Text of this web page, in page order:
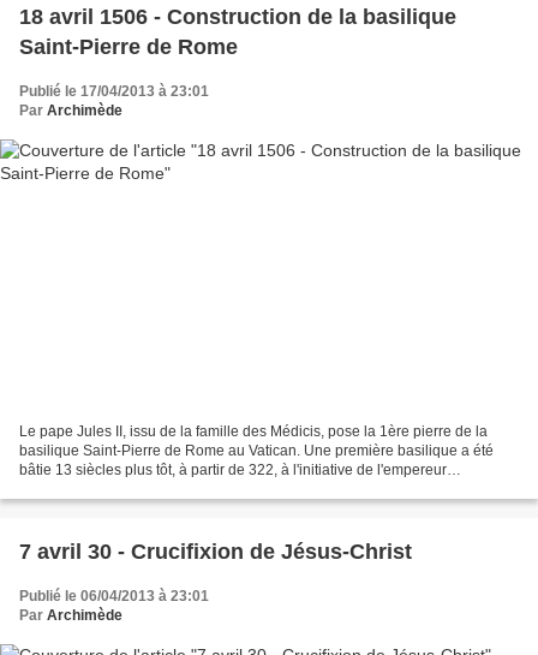
18 avril 1506 - Construction de la basilique
Saint-Pierre de Rome
Publié le 17/04/2013 à 23:01
Par Archimède
Le pape Jules II, issu de la famille des Médicis, pose la 1ère pierre de la
basilique Saint-Pierre de Rome au Vatican. Une première basilique a été
bâtie 13 siècles plus tôt, à partir de 322, à l'initiative de l'empereur
7 avril 30 - Crucifixion de Jésus-Christ
Publié le 06/04/2013 à 23:01
Par Archimède